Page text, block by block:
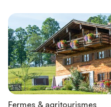
Fermes & agritourismes